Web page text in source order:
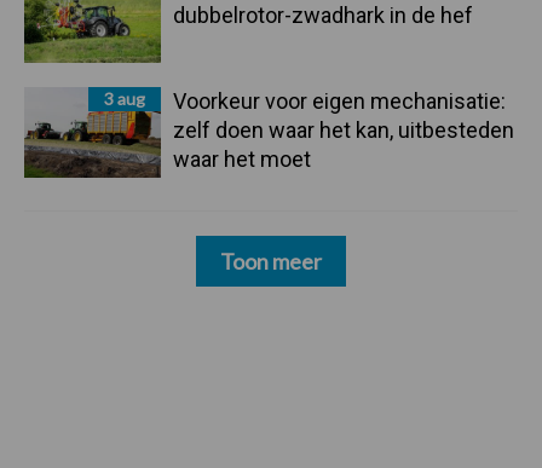
dubbelrotor-zwadhark in de hef
3 aug
Voorkeur voor eigen mechanisatie:
zelf doen waar het kan, uitbesteden
waar het moet
Toon meer